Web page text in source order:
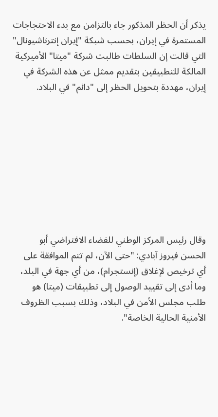
يذكر أن الحظر المذكور جاء بالتزامن مع بدء الاحتجاجات
المستمرة في إيران، بحسب شبكة "إيران إنترناشيونال"
التي قالت إن السلطات طالبت شركة "ميتا" الأميركية
المالكة للتطبيقين بتقديم ممثل عن هذه الشركة في
إيران، مهددة بتحويل الحظر إلى "دائم" في البلاد.
وقال رئيس المركز الوطني للفضاء الافتراضي أبو
الحسن فيروز آبادي: "حتى الآن، لم تتم الموافقة على
أي ترخيص لإغلاق (إنستجرام)، من أي جهة في البلد،
وما أدى إلى تقييد الوصول إلى تطبيقات (ميتا) هو
طلب مجلس الأمن في البلاد، وذلك بسبب الظروف
الأمنية الحالية الخاصة".